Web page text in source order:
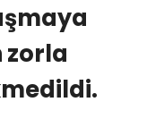
zorla